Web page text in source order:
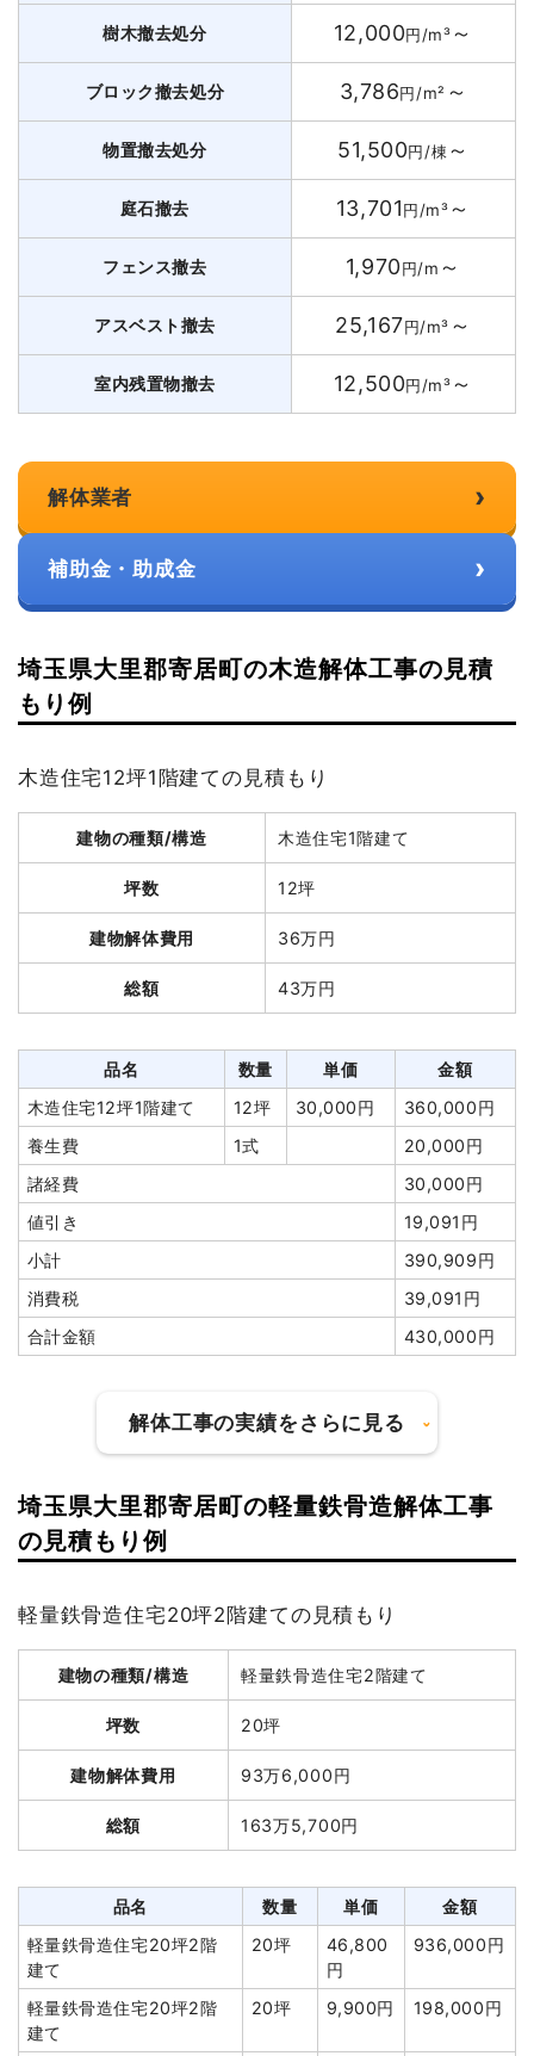
樹木撤去処分 12,000円/m³～
ブロック撤去処分 3,786円/m² ～
物置撤去処分 51,500円/棟～
庭石撤去 13,701円/m³～
フェンス撤去 1,970円/m ～
アスベスト撤去 25,167円/m³ ～
室内残置物撤去 12,500円/m³～
解体業者 ›
補助金・助成金 ›
埼玉県大里郡寄居町の木造解体工事の見積
もり例
木造住宅12坪1階建ての見積もり
建物の種類/構造 木造住宅1階建て
坪数 12坪
建物解体費用 36万円
総額 43万円
品名 数量 単価
金額
木造住宅12坪1階建て
12坪 30,000円
360,000円
養生費
1式
20,000円
諸経費
30,000円
値引き
19,091円
小計
390,909円
消費税
39,091円
合計金額
430,000円
解体工事の実績をさらに見る
建物の種類/構造
建物解体費用 69万3,000円
総額 120万円
木造住宅21坪2階建て
21坪 33,000円
693,000円
160m² 800円
室外設備・機器撤去
50,000円
浄化槽・便槽撤去
40,000円
駐車場撤去
1式
15,000円
植木・植栽撤去
埼玉県大里郡寄居町の軽量鉄骨造解体工事
の見積もり例
軽量鉄骨造住宅20坪2階建ての見積もり
建物の種類/構造 軽量鉄骨造住宅2階建て
坪数 20坪
建物解体費用 93万6,000円
総額 163万5,700円
品名 数量 単価
金額
軽量鉄骨造住宅20坪2階
建て
20坪
46,800
円
936,000円
軽量鉄骨造住宅20坪2階
建て
20坪 9,900円 198,000円